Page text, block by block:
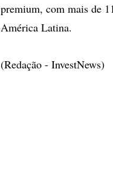
premium, com mais de
América Latina.
(Redação - InvestNews)